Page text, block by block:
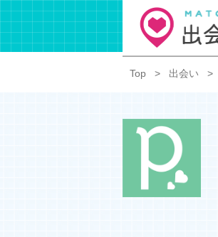
Top 出会い